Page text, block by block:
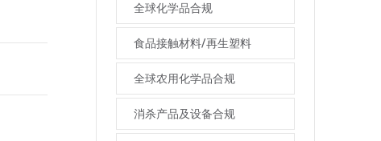
全球化学品合规
食品接触材料/再生塑料
全球农用化学品合规
消杀产品及设备合规